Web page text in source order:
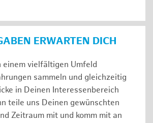
ERWARTEN DICH
einem vielfältigen Umfeld
sammeln und gleichzeitig
in Deinen Interessenbereich
teile uns Deinen gewünschten
Zeitraum mit und komm mit an